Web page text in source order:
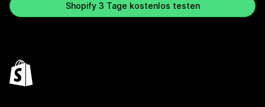
Shopify 3 Tage kostenlos testen